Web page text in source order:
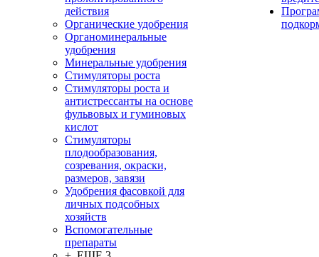
действия
Органические удобрения
Органоминеральные
удобрения
Минеральные удобрения
Стимуляторы роста
Стимуляторы роста и
антистрессанты на основе
фульвовых и гуминовых
кислот
Стимуляторы
плодообразования,
созревания, окраски,
размеров, завязи
Удобрения фасовкой для
личных подсобных
хозяйств
Вспомогательные
препараты